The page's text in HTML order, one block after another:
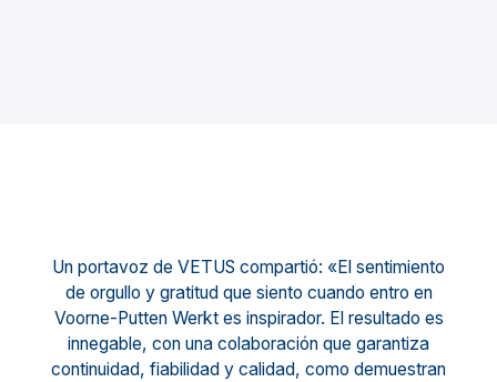
Un portavoz de VETUS compartió: «El sentimiento
de orgullo y gratitud que siento cuando entro en
Voorne-Putten Werkt es inspirador. El resultado es
innegable, con una colaboración que garantiza
continuidad, fiabilidad y calidad, como demuestran